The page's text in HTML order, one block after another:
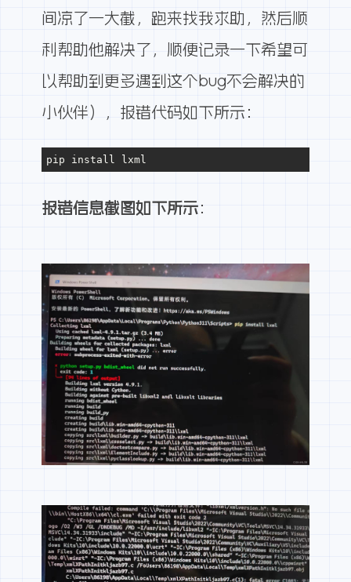
间凉了一大截，跑来找我求助，然后顺
利帮助他解决了，顺便记录一下希望可
以帮助到更多遇到这个bug不会解决的
小伙伴），报错代码如下所示：
pip install lxml
报错信息截图如下所示：